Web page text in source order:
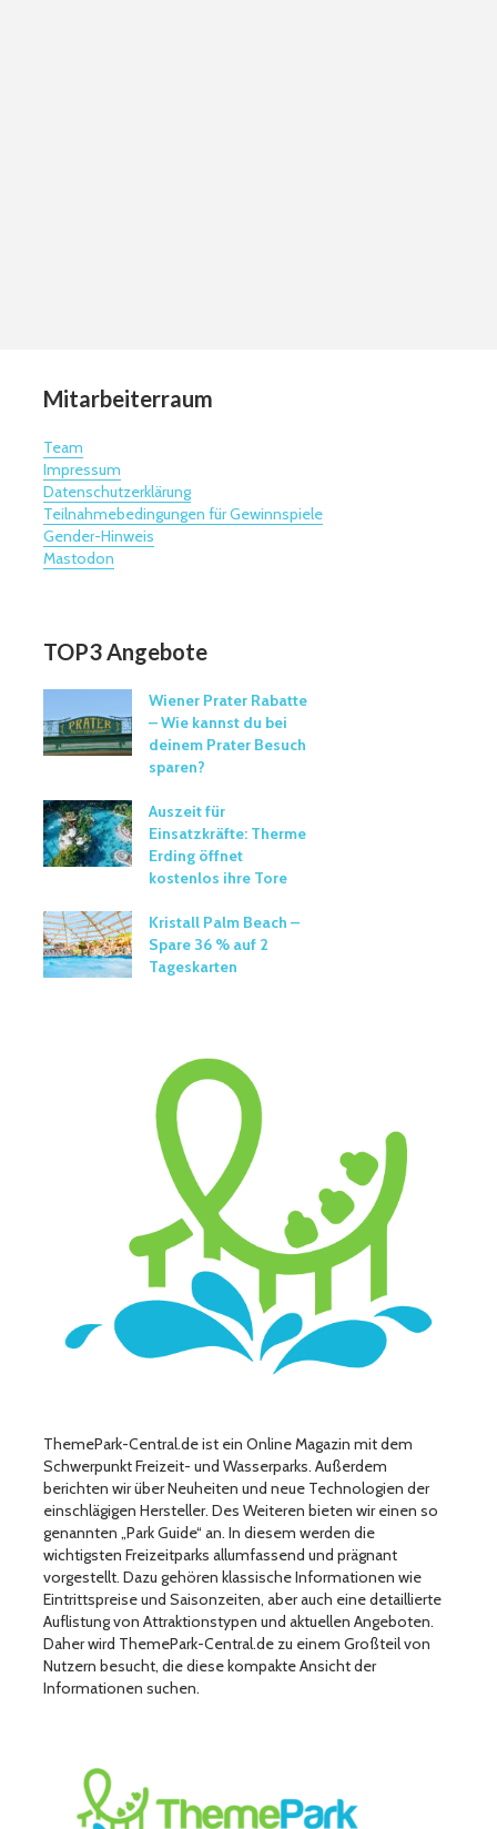
Mitarbeiterraum
Team
Impressum
Datenschutzerklärung
Teilnahmebedingungen für Gewinnspiele
Gender-Hinweis
Mastodon
TOP3 Angebote
Wiener Prater Rabatte
– Wie kannst du bei
deinem Prater Besuch
sparen?
Auszeit für
Einsatzkräfte: Therme
Erding öffnet
kostenlos ihre Tore
Kristall Palm Beach –
Spare 36 % auf 2
Tageskarten
ThemePark-Central.de ist ein Online Magazin mit dem
Schwerpunkt Freizeit- und Wasserparks. Außerdem
berichten wir über Neuheiten und neue Technologien der
einschlägigen Hersteller. Des Weiteren bieten wir einen so
genannten „Park Guide“ an. In diesem werden die
wichtigsten Freizeitparks allumfassend und prägnant
vorgestellt. Dazu gehören klassische Informationen wie
Eintrittspreise und Saisonzeiten, aber auch eine detaillierte
Auflistung von Attraktionstypen und aktuellen Angeboten.
Daher wird ThemePark-Central.de zu einem Großteil von
Nutzern besucht, die diese kompakte Ansicht der
Informationen suchen.